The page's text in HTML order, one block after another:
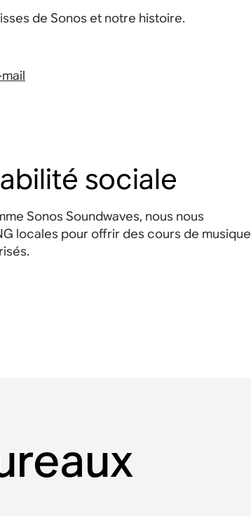
de Sonos et notre histoire.
sociale
Sonos Soundwaves, nous nous
locales pour offrir des cours de musique